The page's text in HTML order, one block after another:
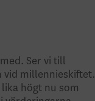
Ser vi till
vid millennieskiftet.
högt nu som